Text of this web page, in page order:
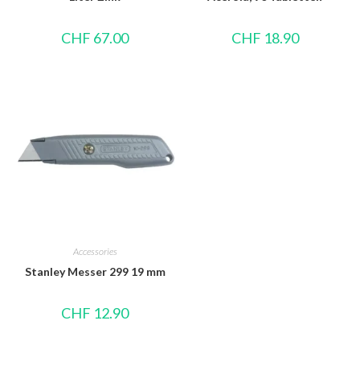
CHF 67.00 CHF 18.90
Accessories
Stanley Messer 299 19 mm
CHF 12.90